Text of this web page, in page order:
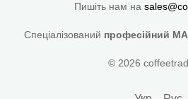
Пишіть нам на
Спеціалізований професійний
© 2026